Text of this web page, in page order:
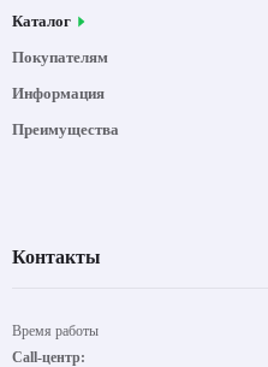
Каталог
Покупателям
Информация
Преимущества
Контакты
Время работы
Call-центр: